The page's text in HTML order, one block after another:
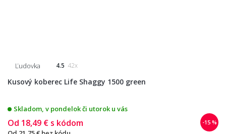
Ľudovka 4.5 42x
Kusový koberec Life Shaggy 1500 green
Skladom, v pondelok či utorok u vás
-15 %
Od 18,49 € s kódom